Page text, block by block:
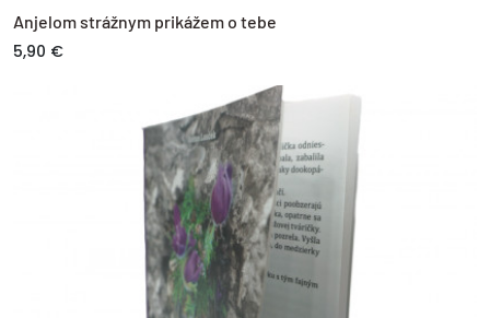
Anjelom strážnym prikážem o tebe
5,90 €